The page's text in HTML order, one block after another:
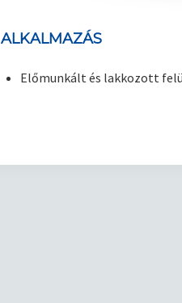
ALKALMAZÁS
Előmunkált és lakkozott